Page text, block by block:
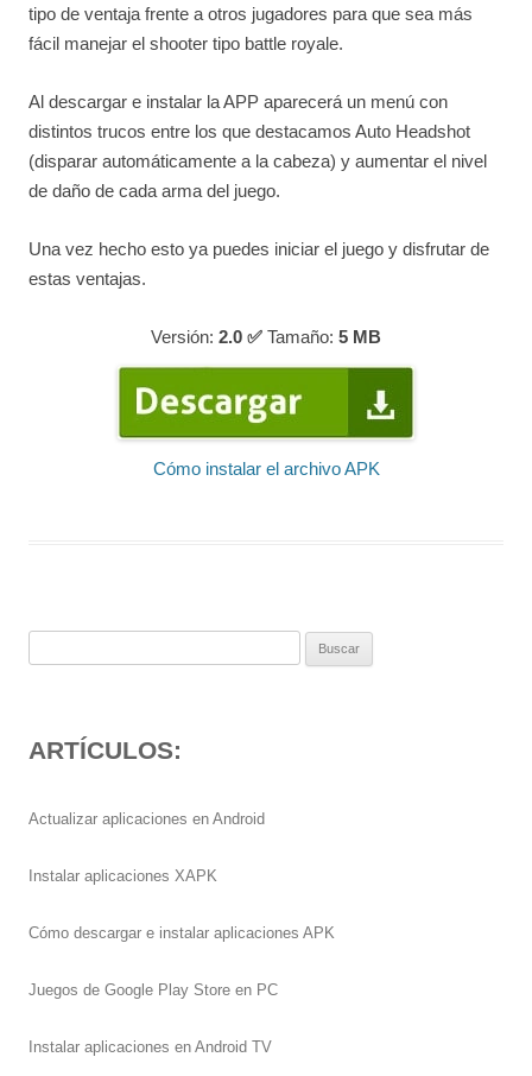
tipo de ventaja frente a otros jugadores para que sea más
fácil manejar el shooter tipo battle royale.
Al descargar e instalar la APP aparecerá un menú con
distintos trucos entre los que destacamos Auto Headshot
(disparar automáticamente a la cabeza) y aumentar el nivel
de daño de cada arma del juego.
Una vez hecho esto ya puedes iniciar el juego y disfrutar de
estas ventajas.
Versión: 2.0 ✅ Tamaño: 5 MB
Cómo instalar el archivo APK
ARTÍCULOS:
Actualizar aplicaciones en Android
Instalar aplicaciones XAPK
Cómo descargar e instalar aplicaciones APK
Juegos de Google Play Store en PC
Instalar aplicaciones en Android TV